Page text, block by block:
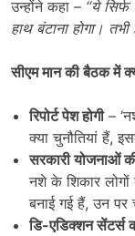
उन्होंने कहा – “ये सिर्फ
हाथ बंटाना होगा।
सीएम मान की बैठक में
रिपोर्ट पेश होगी–
क्या चुनौतियां हैं,
सरकारी योजनाओं
नशे के शिकार
बनाई गई हैं, उन पर
डि-एडिक्शन सेंटर्स